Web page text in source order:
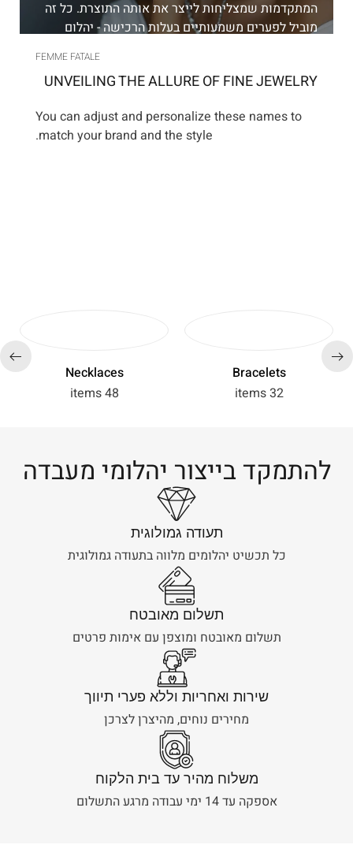
המתקדמות שמצליחות לייצר את אותה התוצרת. כל זה
מוביל לפערים משמעותיים בעלות הרכישה - יהלום
שכבר אמרנו - היא זהה! אז אם שקלתם לרכוש טבעת
משובצת יהלום, כדאי שתכירו את יהלומי המעבדה שלנו!
FEMME FATALE
UNVEILING THE ALLURE OF FINE JEWELRY
You can adjust and personalize these names to
match your brand and the style.
Bracelets
32 items
Necklaces
48 items
להתמקד בייצור יהלומי מעבדה
תעודה גמולוגית
כל תכשיט יהלומים מלווה בתעודה גמולוגית
תשלום מאובטח
תשלום מאובטח ומוצפן עם אימות פרטים
שירות ואחריות וללא פערי תיווך
מחירים נוחים, מהיצרן לצרכן
משלוח מהיר עד בית הלקוח
אספקה עד 14 ימי עבודה מרגע התשלום